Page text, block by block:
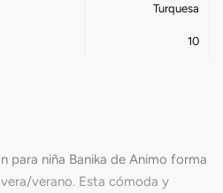
Turquesa
10
para niña Banika de Animo forma
verano. Esta cómoda y